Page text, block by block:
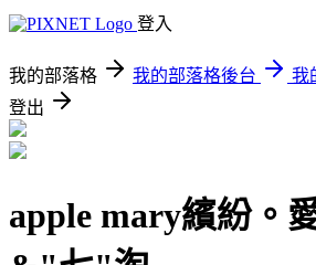
登入
我的部落格 我的部落格後台
我
登出
apple mary繽紛。